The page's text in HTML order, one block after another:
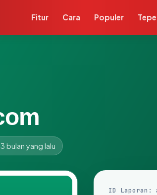
Fitur Cara Populer
3 bulan yang lalu
ID Laporan: